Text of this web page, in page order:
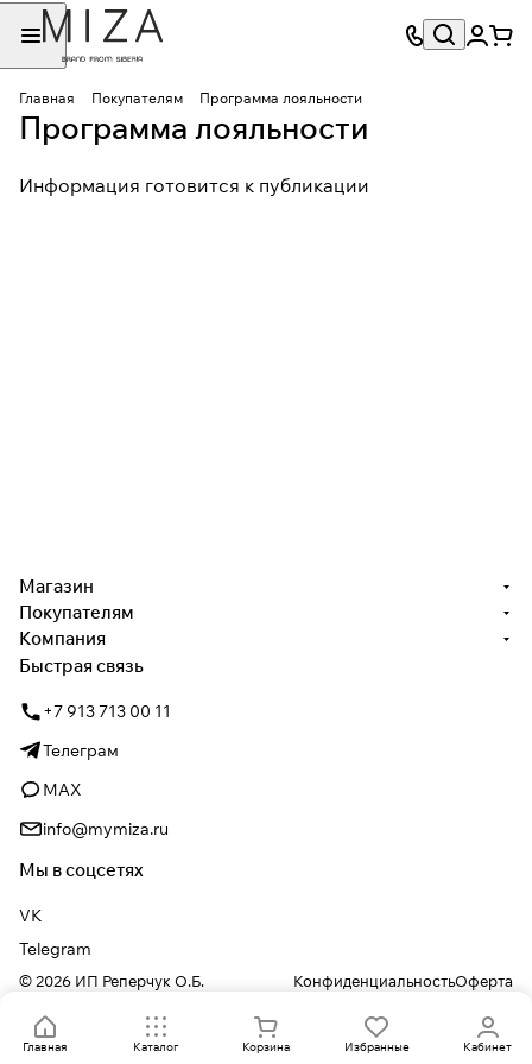
Главная Покупателям Программа лояльности
Программа лояльности
Информация готовится к публикации
Главная Каталог Корзина Избранные Кабинет
Магазин
Покупателям
Компания
Быстрая связь
+7 913 713 00 11
Телеграм
MAX
info@mymiza.ru
Мы в соцсетях
VK
Telegram
© 2026 ИП Реперчук О.Б. КонфиденциальностьОферта